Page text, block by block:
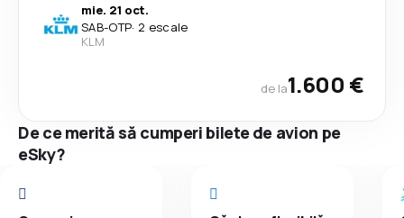
mie. 21 oct.
SAB-OTP· 2 escale
KLM
de la1.600 €
De ce merită să cumperi bilete de avion pe
eSky?